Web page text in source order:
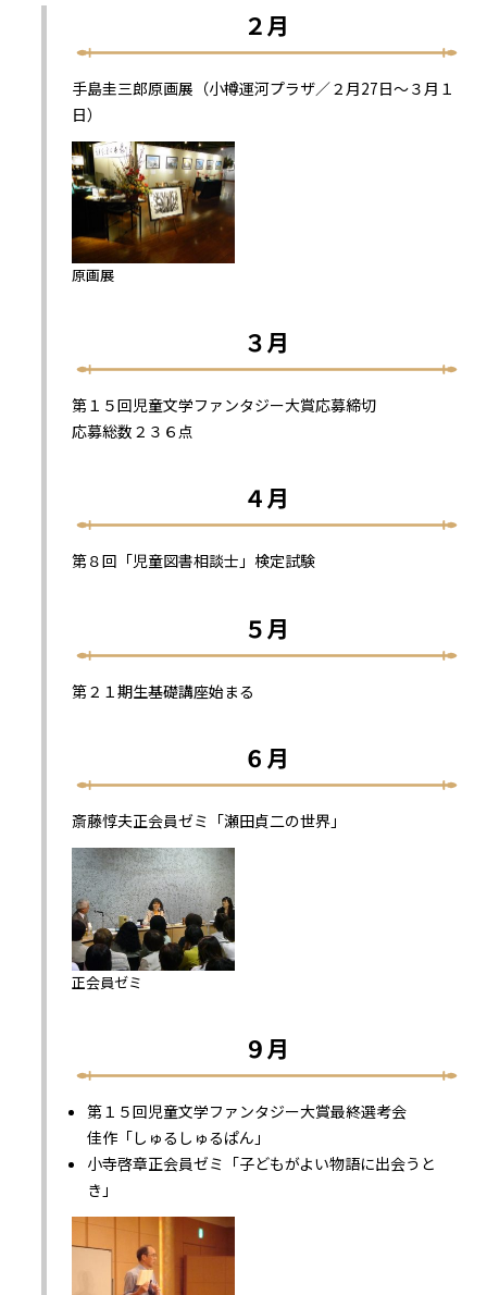
２月
手島圭三郎原画展（小樽運河プラザ／２月27日～３月１
日）
原画展
３月
第１５回児童文学ファンタジー大賞応募締切
応募総数２３６点
４月
第８回「児童図書相談士」検定試験
５月
第２１期生基礎講座始まる
６月
斎藤惇夫正会員ゼミ「瀬田貞二の世界」
正会員ゼミ
９月
第１５回児童文学ファンタジー大賞最終選考会
佳作「しゅるしゅるぱん」
小寺啓章正会員ゼミ「子どもがよい物語に出会うと
き」